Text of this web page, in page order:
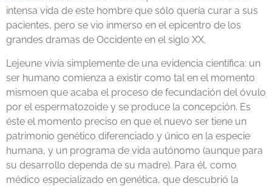
intensa vida de este hombre que sólo quería curar a sus
pacientes, pero se vio inmerso en el epicentro de los
grandes dramas de Occidente en el siglo XX.
Lejeune vivía simplemente de una evidencia científica: un
ser humano comienza a existir como tal en el momento
mismoen que acaba el proceso de fecundación del óvulo
por el espermatozoide y se produce la concepción. Es
éste el momento preciso en que el nuevo ser tiene un
patrimonio genético diferenciado y único en la especie
humana, y un programa de vida autónomo (aunque para
su desarrollo dependa de su madre). Para él, como
médico especializado en genética, que descubrió la